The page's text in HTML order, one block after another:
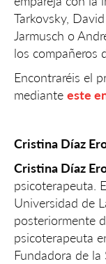
Tarkovsky,
Jarmusch o
los compañeros
Encontraréis el
mediante este
Cristina Díaz
Cristina Díaz
psicoterapeuta.
Universidad de
posteriormente
psicoterapeuta
Fundadora de la